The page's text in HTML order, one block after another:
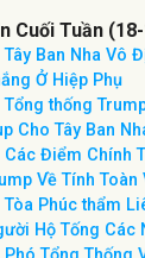
mới đề
báo Quốc
Cuối Tuần (18-
Tây Ban Nha Vô
Ở Hiệp Phụ
Tổng thống
Cho Tây Ban
Các Điểm Chính